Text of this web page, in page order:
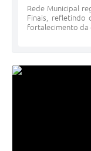
Rede Municipal
Finais, refletindo
fortalecimento da